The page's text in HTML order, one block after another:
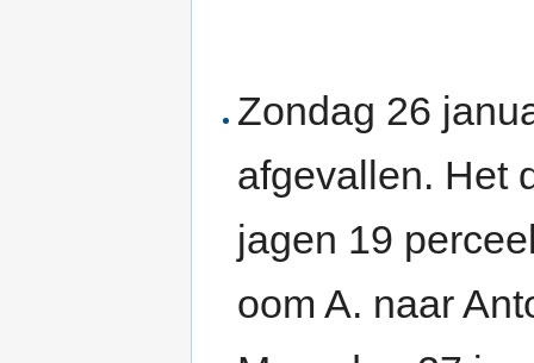
Zondag 26
afgevallen. Het
jagen 19
oom A. naar